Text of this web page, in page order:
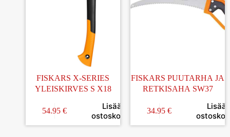
FISKARS X-SERIES
YLEISKIRVES S X18
54.95 €
Lisää
ostoskoriin
FISKARS PUUTARHA JA
RETKISAHA SW37
34.95 €
Lisää